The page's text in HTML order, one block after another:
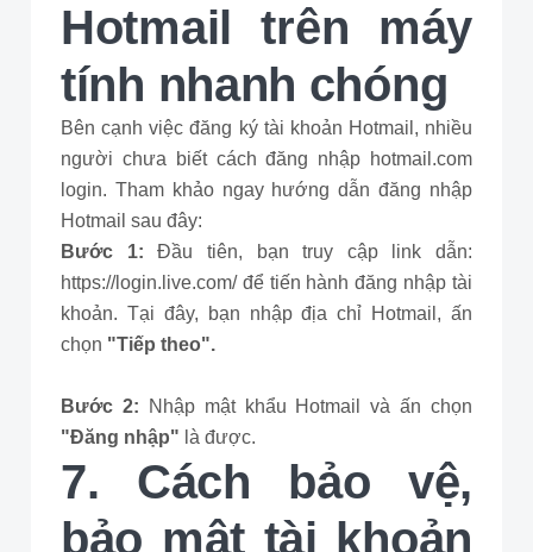
Hotmail trên máy
tính nhanh chóng
Bên cạnh việc đăng ký tài khoản Hotmail, nhiều
người chưa biết cách đăng nhập hotmail.com
login. Tham khảo ngay hướng dẫn đăng nhập
Hotmail sau đây:
Bước 1: Đầu tiên, bạn truy cập link dẫn:
https://login.live.com/ để tiến hành đăng nhập tài
khoản. Tại đây, bạn nhập địa chỉ Hotmail, ấn
chọn "Tiếp theo".
Bước 2: Nhập mật khẩu Hotmail và ấn chọn
"Đăng nhập" là được.
7. Cách bảo vệ,
bảo mật tài khoản